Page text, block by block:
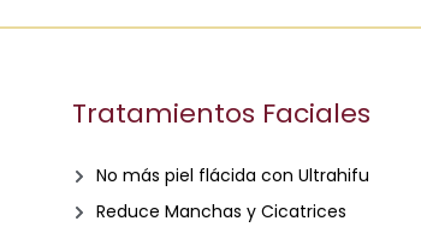
Tratamientos Faciales
No más piel flácida con Ultrahifu
Reduce Manchas y Cicatrices